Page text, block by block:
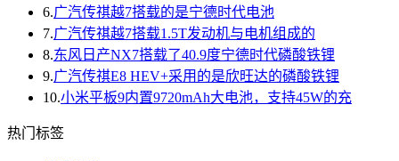
6.广汽传祺越7搭载的是宁德时代电池
7.广汽传祺越7搭载1.5T发动机与电机组成的
8.东风日产NX7搭载了40.9度宁德时代磷酸铁锂
9.广汽传祺E8 HEV+采用的是欣旺达的磷酸铁锂
10.小米平板9内置9720mAh大电池，支持45W的充
热门标签